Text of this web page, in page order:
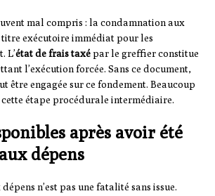
mal compris : la condamnation aux
titre exécutoire immédiat pour les
L’état de frais taxépar le greffier constitue
l’exécution forcée. Sans ce document,
être engagée sur ce fondement. Beaucoup
étape procédurale intermédiaire.
après avoir été
dépens
n’est pas une fatalité sans issue.